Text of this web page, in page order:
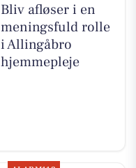
Bliv afløser i en
meningsfuld rolle
i Allingåbro
hjemmepleje